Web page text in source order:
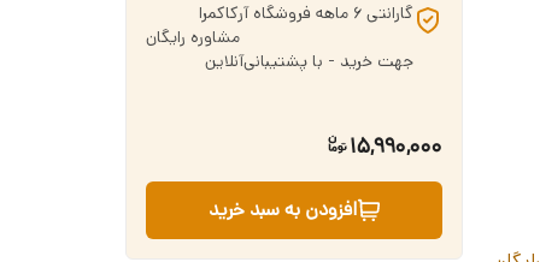
گارانتی 6 ماهه فروشگاه آرکاکمرا ‌ ‌ ‌ ‌ ‌ ‌ ‌ ‌ ‌ ‌ ‌
‌ ‌ ‌ ‌ ‌ ‌ ‌ ‌ ‌ ‌ ‌ ‌ ‌ ‌ ‌ ‌ ‌ ‌ ‌ ‌ ‌ ‌ ‌ ‌ ‌ ‌ ‌ ‌ ‌ ‌ ‌ ‌ ‌ ‌ ‌ ‌ ‌مشاوره رایگان
جهت خرید - با پشتیبانی‌آنلاین
15,990,000
افزودن به سبد خرید